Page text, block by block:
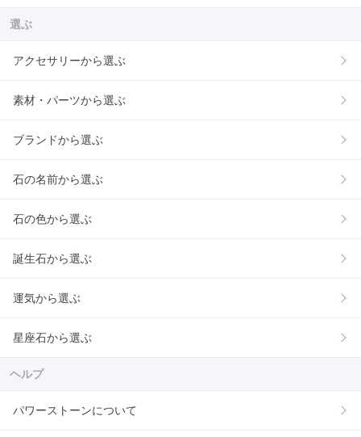
選ぶ
アクセサリーから選ぶ
素材・パーツから選ぶ
ブランドから選ぶ
石の名前から選ぶ
石の色から選ぶ
誕生石から選ぶ
運気から選ぶ
星座石から選ぶ
ヘルプ
パワーストーンについて